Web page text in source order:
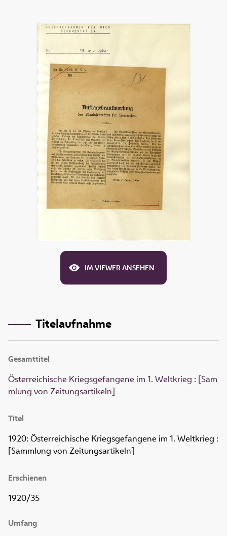
IM VIEWER ANSEHEN
Titelaufnahme
Gesamttitel
Österreichische Kriegsgefangene im 1. Weltkrieg : [Sam
mlung von Zeitungsartikeln]
Titel
1920: Österreichische Kriegsgefangene im 1. Weltkrieg :
[Sammlung von Zeitungsartikeln]
Erschienen
1920/35
Umfang